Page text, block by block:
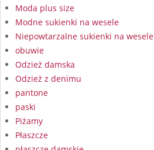
Moda plus size
Modne sukienki na wesele
Niepowtarzalne sukienki na wesele
obuwie
Odzież damska
Odzież z denimu
pantone
paski
Piżamy
Płaszcze